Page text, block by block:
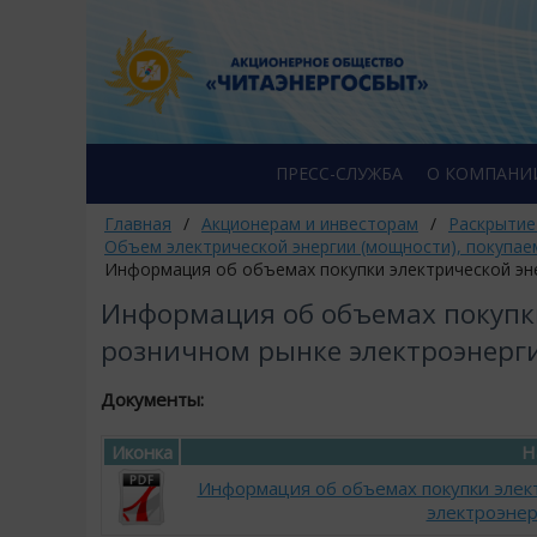
ПРЕСС-СЛУЖБА О
Главная / Акционерам и инвесторам /
Объем электрической энергии (мощности),
Информация об объемах покупки электрической
Информация об объемах
розничном рынке
Документы:
Иконка
Информация об объемах покупки